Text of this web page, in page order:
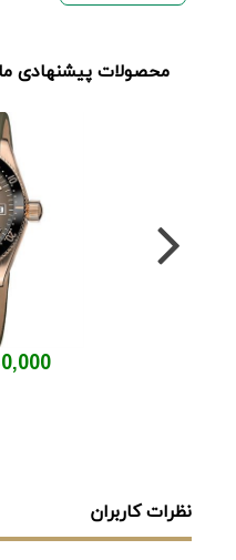
محصولات پیشنهادی
نظرات کاربران